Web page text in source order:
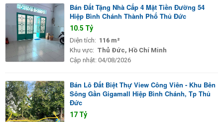
Bán Đất Tặng Nhà Cấp 4 Mặt Tiền Đường 54
Hiệp Bình Chánh Thành Phố Thủ Đức
10.5 Tỷ
Diện tích: 116 m²
Khu vực: Thủ Đức, Hồ Chí Minh
Cập nhật: 04/08/2026
Bán Lô Đất Biệt Thự View Công Viên - Khu Bên
Sông Gần Gigamall Hiệp Bình Chánh, Tp Thủ
Đức
17 Tỷ